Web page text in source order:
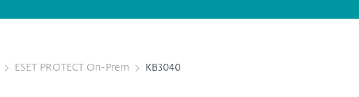
ESET PROTECT On-Prem KB3040